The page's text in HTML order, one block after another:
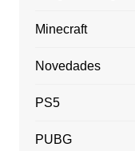
Minecraft
Novedades
PS5
PUBG